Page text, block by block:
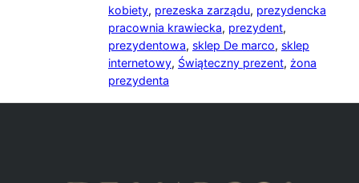
kobiety, prezeska zarządu, prezydencka
pracownia krawiecka, prezydent,
prezydentowa, sklep De marco, sklep
internetowy, Świąteczny prezent, żona
prezydenta